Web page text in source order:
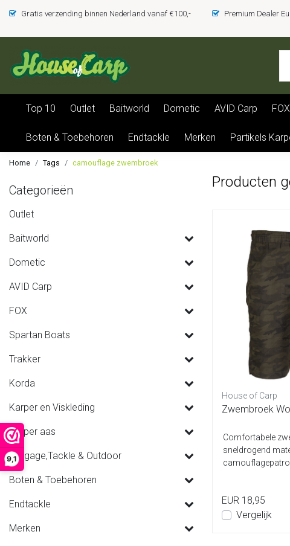
9,1
Gratis verzending binnen Nederland vanaf €100,- Premium Dealer
Top 10 Outlet Baitworld Dometic AVID Carp FOX
Boten & Toebehoren Endtackle Merken Partikels
Home Tags camouflage zwembroek
Categorieën
Outlet
Baitworld
Dometic
AVID Carp
FOX
Spartan Boats
Trakker
Korda
Karper en Viskleding
Karper aas
Luggage,Tackle & Outdoor
Boten & Toebehoren
Endtackle
Merken
Producten
House of Carp
Zwembroek
Comfortabele
sneldrogend
EUR 18,95
Vergelijk